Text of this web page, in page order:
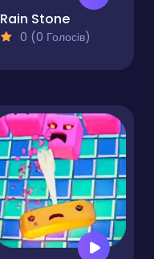
Rain Stone
0 (0 Голосів)